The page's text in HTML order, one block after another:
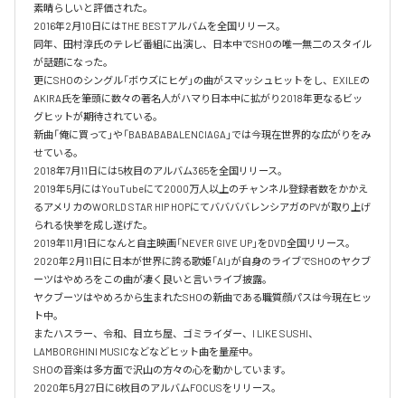
素晴らしいと評価された。
2016年2月10日にはTHE BESTアルバムを全国リリース。
同年、田村淳氏のテレビ番組に出演し、日本中でSHOの唯一無二のスタイル
が話題になった。
更にSHOのシングル「ボウズにヒゲ」の曲がスマッシュヒットをし、EXILEの
AKIRA氏を筆頭に数々の著名人がハマり日本中に拡がり2018年更なるビッ
グヒットが期待されている。
新曲「俺に買って」や「BABABABALENCIAGA」では今現在世界的な広がりをみ
せている。
2018年7月11日には5枚目のアルバム365を全国リリース。
2019年5月にはYouTubeにて2000万人以上のチャンネル登録者数をかかえ
るアメリカのWORLD STAR HIP HOPにてババババレンシアガのPVが取り上げ
られる快挙を成し遂げた。
2019年11月1日になんと自主映画「NEVER GIVE UP」をDVD全国リリース。
2020年2月11日に日本が世界に誇る歌姫「AI」が自身のライブでSHOのヤクブ
ーツはやめろをこの曲が凄く良いと言いライブ披露。
ヤクブーツはやめろから生まれたSHOの新曲である職質顔パスは今現在ヒッ
ト中。
またハスラー、令和、目立ち屋、ゴミライダー、I LIKE SUSHI、
LAMBORGHINI MUSICなどなどヒット曲を量産中。
SHOの音楽は多方面で沢山の方々の心を動かしています。
2020年5月27日に6枚目のアルバムFOCUSをリリース。